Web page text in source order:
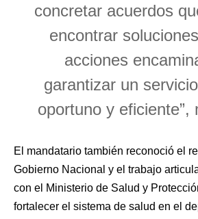
concretar acuerdos
encontrar
acciones
garantizar un
oportuno y eficiente”,
El mandatario también reconoció el
Gobierno Nacional y el trabajo
con el Ministerio de Salud y
fortalecer el sistema de salud en el